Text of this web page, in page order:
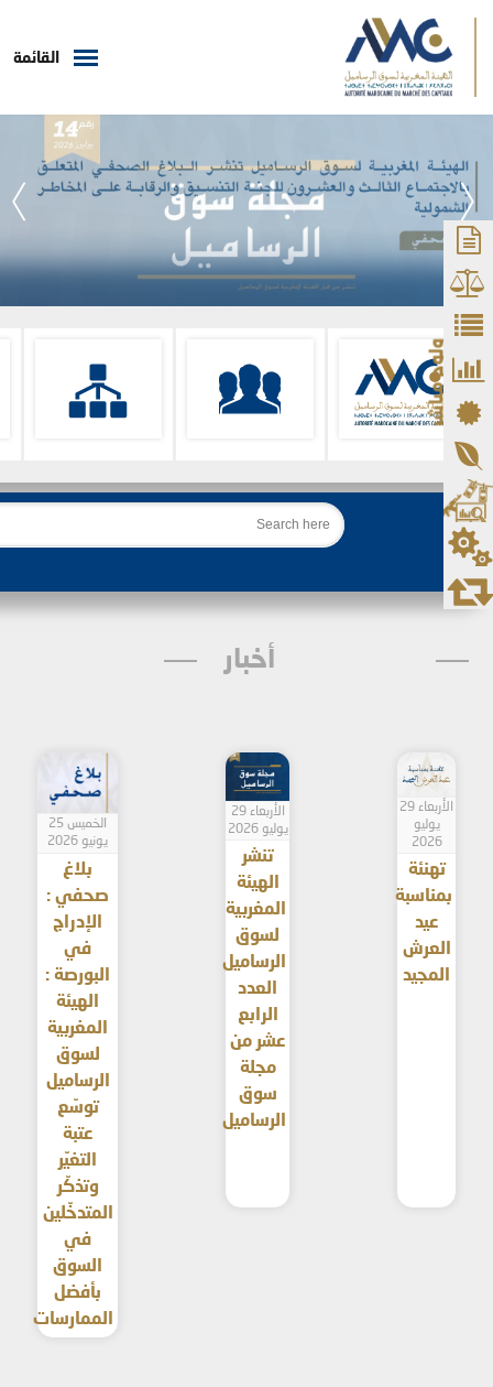
القائمة
بحث
أخبار
الأربعاء 29
يوليو
2026
تهنئة
بمناسبة
عيد
العرش
المجيد
الأربعاء 29
يوليو 2026
تنشر
الهيئة
المغربية
لسوق
الرساميل
العدد
الرابع
عشر من
مجلة
سوق
الرساميل
الخميس 25
يونيو 2026
بلاغ
صحفي :
الإدراج
في
البورصة :
الهيئة
المغربية
لسوق
الرساميل
توسّع
عتبة
التغيّر
وتذكّر
المتدخّلين
في
السوق
بأفضل
الممارسات
ولوج مباشر